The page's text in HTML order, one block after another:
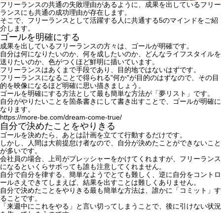
フリーランスの共通の失敗理由があるように、成果を出しているフリー
ランスにも共通の成功理由が存在します。
そこで、フリーランスとして活躍する人に共通する5のマインドをご紹
介します。
ゴールを明確にする
成果を出しているフリーランスの方々は、ゴールが明確です。
自分は何になりたいのか、何を成したいのか、どんなライフスタイルを
送りたいのか、色がつくほど鮮明に描いています。
フリーランスはあくまで手段であり、目的地ではないはずです。
フリーランスになることで得られる"何か"が目的のはずなので、その目
的を映像になるほど明確に思い描きましょう。
ゴールを明確にする方法として最も簡単な方法が「夢リスト」です。
自分がやりたいことを箇条書きにして書き出すことで、ゴールが明確に
なります。
https://more-be.com/dream-come-true/
自分で決めたことをやりきる
ゴールを決めたら、あとは計画を立てて行動するだけです。
しかし、人間は大前提怠け者なので、自分が決めたことができないこと
が多いです。
会社員の場合、上司がプレッシャーをかけてくれますが、フリーランス
になるといくらサボっても誰も注意してくれません。
自分で自分を律する、簡単なようでとても難しく、逆に自分をコントロ
ールさえできてしまえば、結果を出すことは難しくありません。
自分で決めたことをやりきる最も簡単な方法は、誰かに「コミット」す
ることです。
「来週中にこれをやる」と言い切ってしまうことで、後に引けない状況